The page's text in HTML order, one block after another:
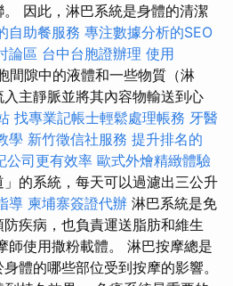
因此，淋巴系統是身體的清潔
自助餐服務 專注數據分析的SEO
論區 台中台胞證辦理 使用
間隙中的液體和一些物質（淋
主靜脈並將其內容物輸送到心
找專業記帳士輕鬆處理帳務 牙醫
學 新竹徵信社服務 提升排名的
公司更有效率 歐式外燴精緻體驗
的系統，每天可以過濾出三公升
導 柬埔寨簽證代辦 淋巴系統是免
疾病，也負責運送脂肪和維生
師使用撒粉載體。 淋巴按摩總是
體的哪些部位受到按摩的影響。